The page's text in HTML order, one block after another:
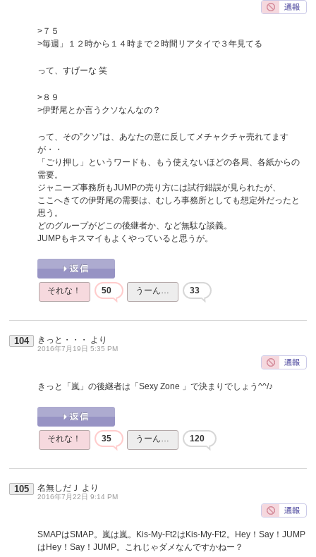
>７５
>毎週」１２時から１４時まで２時間リアタイで３年見てる
って、すげーな 笑
>８９
>伊野尾とか言うクソなんなの？
って、その”クソ”は、あなたの意に反してメチャクチャ売れてます
が・・
「ごり押し」というワードも、もう使えないほどの各局、各紙からの
需要。
ジャニーズ事務所もJUMPの売り方には試行錯誤が見られたが、
ここへきての伊野尾の需要は、むしろ事務所としても想定外だったと
思う。
どのグループがどこの後継者か、など無駄な談義。
JUMPもキスマイもよくやっていると思うが。
それな！ 50 うーん… 33
104 きっと・・・ より
2016年7月19日 5:35 PM
きっと「嵐」の後継者は「Sexy Zone 」で決まりでしょう^^/♪
それな！ 35 うーん… 120
105 名無しだＪ より
2016年7月22日 9:14 PM
SMAPはSMAP。嵐は嵐。Kis-My-Ft2はKis-My-Ft2。Hey！Say！JUMP
はHey！Say！JUMP。これじゃダメなんですかねー？